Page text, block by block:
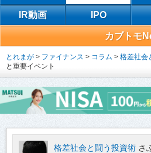
IR動画 IPO
カブトモ
とれまが > ファイナンス > コラム > 格差社会
と重要イベント
格差社会と闘う投資術 さ